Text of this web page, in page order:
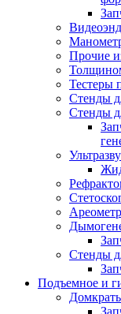
Прочие
Тестеры
Стенды
Стенды
Стенды
Подъемное и